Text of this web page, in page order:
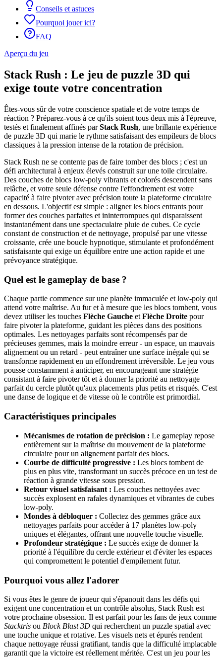
Conseils et astuces
Pourquoi jouer ici?
FAQ
Aperçu du jeu
Stack Rush : Le jeu de puzzle 3D qui
exige toute votre concentration
Êtes-vous sûr de votre conscience spatiale et de votre temps de
réaction ? Préparez-vous à ce qu'ils soient tous deux mis à l'épreuve,
testés et finalement affinés parStack Rush, une brillante expérience
de puzzle 3D qui marie le rythme satisfaisant des empileurs de blocs
classiques à la pression intense de la rotation de précision.
Stack Rush ne se contente pas de faire tomber des blocs ; c'est un
défi architectural à enjeux élevés construit sur une toile circulaire.
Des couches de blocs low-poly vibrants et colorés descendent sans
relâche, et votre seule défense contre l'effondrement est votre
capacité à faire pivoter avec précision toute la plateforme circulaire
en dessous. L'objectif est simple : aligner les blocs entrants pour
former des couches parfaites et ininterrompues qui disparaissent
instantanément dans une spectaculaire pluie de cubes. Ce cycle
constant de construction et de nettoyage, propulsé par une vitesse
croissante, crée une boucle hypnotique, stimulante et profondément
satisfaisante qui exige un équilibre entre une action rapide et une
prévoyance stratégique.
Quel est le gameplay de base ?
Chaque partie commence sur une planète immaculée et low-poly qui
attend votre maîtrise. Au fur et à mesure que les blocs tombent, vous
devez utiliser les touches Flèche Gauche et Flèche Droite pour
faire pivoter la plateforme, guidant les pièces dans des positions
optimales. Les nettoyages parfaits sont récompensés par de
précieuses gemmes, mais la moindre erreur - un espace, un mauvais
alignement ou un retard - peut entraîner une surface inégale qui se
transforme rapidement en un effondrement irréversible. Le jeu vous
pousse constamment à anticiper, en encourageant une stratégie
consistant à faire pivoter tôt et à donner la priorité au nettoyage
parfait du cercle plutôt qu'aux placements plus petits et risqués. C'est
une danse de logique et de vitesse où le contrôle est primordial.
Caractéristiques principales
Mécanismes de rotation de précision : Le gameplay repose
entièrement sur la maîtrise du mouvement de la plateforme
circulaire pour un alignement parfait des blocs.
Courbe de difficulté progressive : Les blocs tombent de
plus en plus vite, transformant un succès précoce en un test de
réaction à grande vitesse sous pression.
Retour visuel satisfaisant : Les couches nettoyées avec
succès explosent en rafales dynamiques et vibrantes de cubes
low-poly.
Mondes à débloquer : Collectez des gemmes grâce aux
nettoyages parfaits pour accéder à 17 planètes low-poly
uniques et élégantes, offrant une nouvelle touche visuelle.
Profondeur stratégique : Le succès exige de donner la
priorité à l'équilibre du cercle extérieur et d'éviter les espaces
qui compromettent le potentiel d'empilement futur.
Pourquoi vous allez l'adorer
Si vous êtes le genre de joueur qui s'épanouit dans les défis qui
exigent une concentration et un contrôle absolus, Stack Rush est
votre prochaine obsession. Il est parfait pour les fans de jeux comme
Stacktris ou Block Blast 3D qui recherchent un puzzle spatial avec
une touche unique et rotative. Les visuels nets et épurés rendent
chaque nettoyage réussi gratifiant, tandis que la difficulté implacable
garantit que la victoire est réellement méritée. C'est un jeu pour les